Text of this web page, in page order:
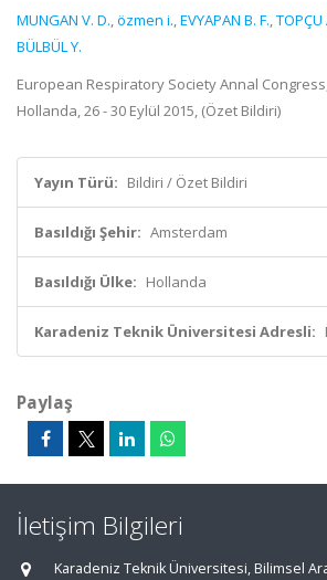
MUNGAN V. D.,özmen i.,EVYAPAN B. F.,TOPÇU
BÜLBÜL Y.
European Respiratory Society Annal
Hollanda, 26 - 30 Eylül 2015, (Özet Bildiri)
Yayın Türü: Bildiri / Özet Bildiri
Basıldığı Şehir: Amsterdam
Basıldığı Ülke: Hollanda
Karadeniz Teknik Üniversitesi Adresli:
Paylaş
İletişim Bilgileri
Karadeniz Teknik Üniversitesi, Bilimsel